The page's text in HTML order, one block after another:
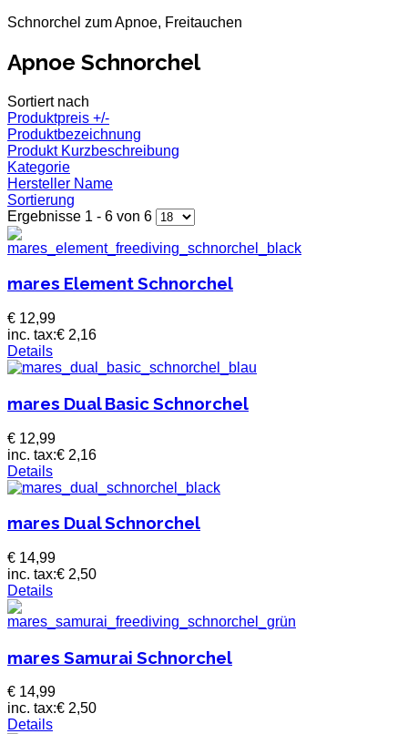
Schnorchel zum Apnoe, Freitauchen
Apnoe Schnorchel
Sortiert nach
Produktpreis +/-
Produktbezeichnung
Produkt Kurzbeschreibung
Kategorie
Hersteller Name
Sortierung
Ergebnisse 1 - 6 von 6
mares Element Schnorchel
€ 12,99
inc. tax:€ 2,16
Details
mares Dual Basic Schnorchel
€ 12,99
inc. tax:€ 2,16
Details
mares Dual Schnorchel
€ 14,99
inc. tax:€ 2,50
Details
mares Samurai Schnorchel
€ 14,99
inc. tax:€ 2,50
Details